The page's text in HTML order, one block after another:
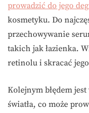
prowadzić do jego
kosmetyku. Do
przechowywanie
takich jak łazienka.
retinolu i skracać
Kolejnym błędem
światła, co może